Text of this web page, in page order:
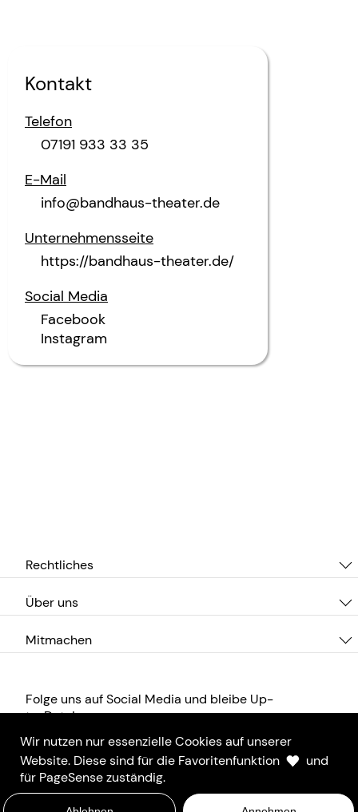
Kontakt
Telefon
07191 933 33 35
E-Mail
info@bandhaus-theater.de
Unternehmensseite
https://bandhaus-theater.de/
Social Media
Facebook
Instagram
Rechtliches
Über uns
Mitmachen
Folge uns auf Social Media und bleibe Up-
to-Date!
Wir nutzen nur essenzielle Cookies auf unserer
Website. Diese sind für die Favoritenfunktion
und
für PageSense zuständig.